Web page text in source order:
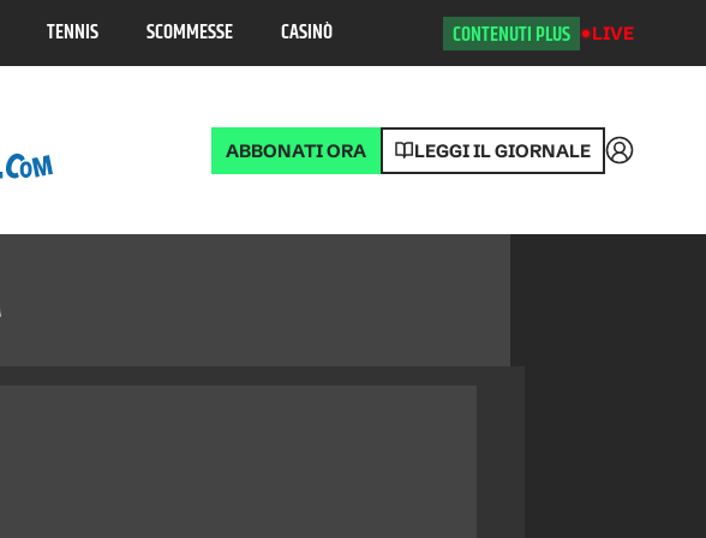
TENNIS SCOMMESSE CASINÒ CONTENUTI PLUS LIVE
ABBONATI ORA LEGGI IL GIORNALE Accedi